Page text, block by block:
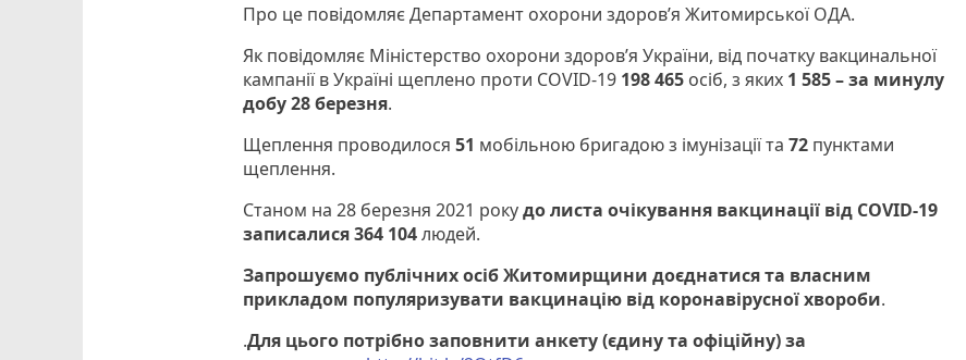
Про це повідомляє Департамент охорони здоров’я Житомирської ОДА.
Як повідомляє Міністерство охорони здоров’я України, від початку вакцинальної
кампанії в Україні щеплено проти COVID-19 198 465 осіб, з яких 1 585–за минулу
добу 28 березня.
Щеплення проводилося51 мобільною бригадою з імунізації та72 пунктами
щеплення.
Станом на 28 березня 2021 рокудо листа очікування вакцинації від COVID-19
записалися364 104людей.
Запрошуємо публічних осіб Житомирщини доєднатися та власним
прикладом популяризувати вакцинацію від коронавірусної хвороби.
.Для цього потрібно заповнити анкету (єдину та офіційну) за